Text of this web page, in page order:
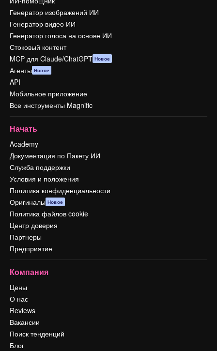
Генератор изображений ИИ
Генератор видео ИИ
Генератор голоса на основе ИИ
Стоковый контент
MCP для Claude/ChatGPT Новое
Агенты Новое
API
Мобильное приложение
Все инструменты Magnific
Начать
Academy
Документация по Пакету ИИ
Служба поддержки
Условия и положения
Политика конфиденциальности
Оригиналы Новое
Политика файлов cookie
Центр доверия
Партнеры
Предприятие
Компания
Цены
О нас
Reviews
Вакансии
Поиск тенденций
Блог